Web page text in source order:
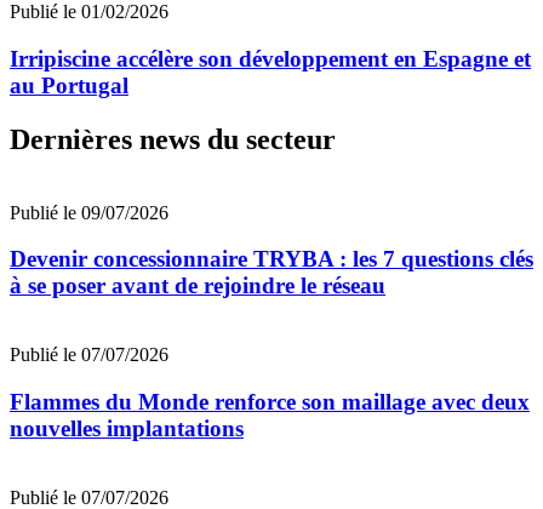
Publié le 01/02/2026
Irripiscine accélère son développement en Espagne et
au Portugal
Dernières news du secteur
Publié le 09/07/2026
Devenir concessionnaire TRYBA : les 7 questions clés
à se poser avant de rejoindre le réseau
Publié le 07/07/2026
Flammes du Monde renforce son maillage avec deux
nouvelles implantations
Publié le 07/07/2026